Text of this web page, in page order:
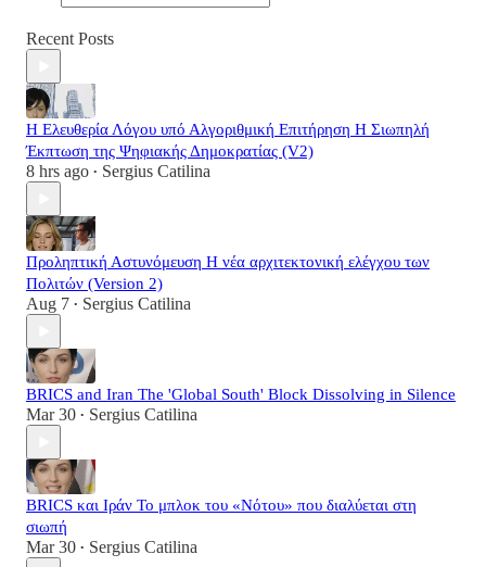
Recent Posts
Η Ελευθερία Λόγου υπό Αλγοριθμική Επιτήρηση Η Σιωπηλή
Έκπτωση της Ψηφιακής Δημοκρατίας (V2)
8 hrs ago • Sergius Catilina
Προληπτική Αστυνόμευση Η νέα αρχιτεκτονική ελέγχου των
Πολιτών (Version 2)
Aug 7 • Sergius Catilina
BRICS and Iran The 'Global South' Block Dissolving in Silence
Mar 30 • Sergius Catilina
BRICS και Ιράν Το μπλοκ του «Νότου» που διαλύεται στη
σιωπή
Mar 30 • Sergius Catilina